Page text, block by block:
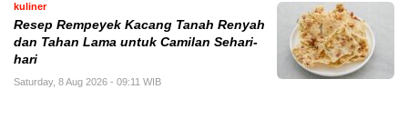
kuliner
Resep Rempeyek Kacang Tanah Renyah
dan Tahan Lama untuk Camilan Sehari-
hari
Saturday, 8 Aug 2026 - 09:11 WIB